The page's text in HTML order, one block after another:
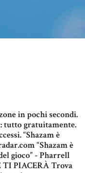
in pochi secondi.
tutto gratuitamente.
“Shazam è
“Shazam è
gioco” - Pharrell
TI PIACERÀ Trova